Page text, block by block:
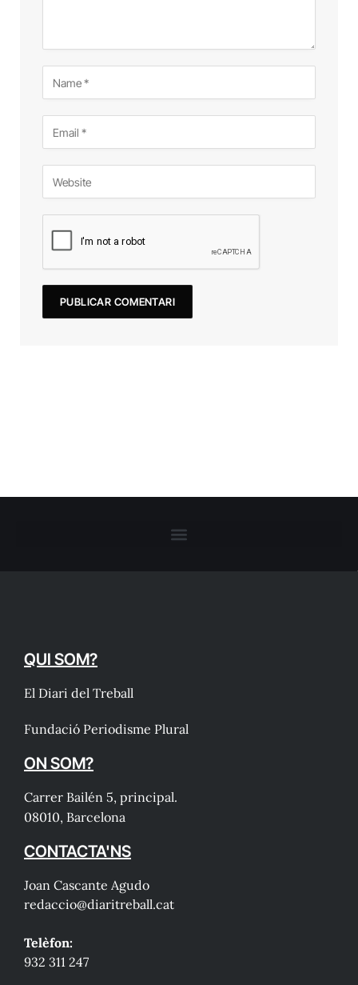
QUI SOM?
El Diari del Treball
Fundació Periodisme Plural
ON SOM?
Carrer Bailén 5, principal.
08010, Barcelona
CONTACTA'NS
Joan Cascante Agudo
redaccio@diaritreball.cat
Telèfon:
932 311 247